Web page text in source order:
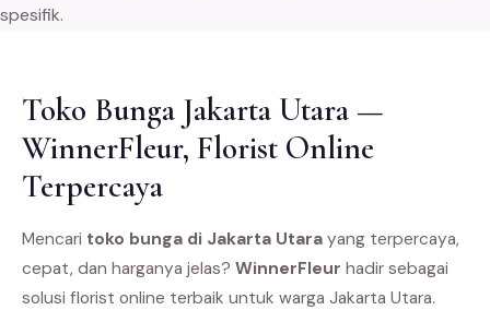
spesifik.
Toko Bunga Jakarta Utara —
WinnerFleur, Florist Online
Terpercaya
Mencari toko bunga di Jakarta Utara yang terpercaya,
cepat, dan harganya jelas? WinnerFleur hadir sebagai
solusi florist online terbaik untuk warga Jakarta Utara.